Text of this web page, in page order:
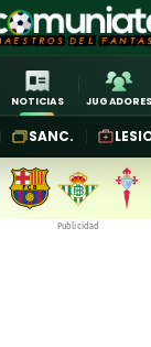
NOTICIAS JUGADORES
SANC.
Publicidad